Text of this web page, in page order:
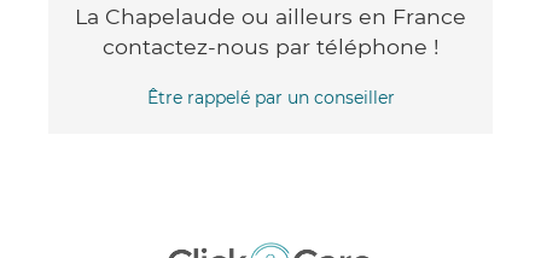
La Chapelaude ou ailleurs en France
contactez-nous par téléphone !
Être rappelé par un conseiller